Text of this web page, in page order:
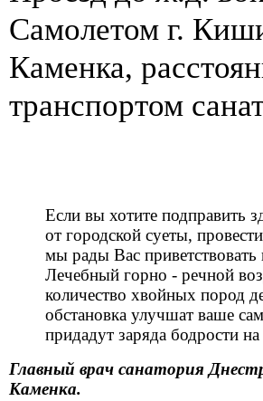
Самолетом г.
Каменка,
транспортом
Если вы хотите подправить
от городской суеты,
мы рады Вас
Лечебный горно - речной
количество хвойных пород
обстановка улучшат ваше
придадут заряда бодрости
Главный врач санатория
Каменка.